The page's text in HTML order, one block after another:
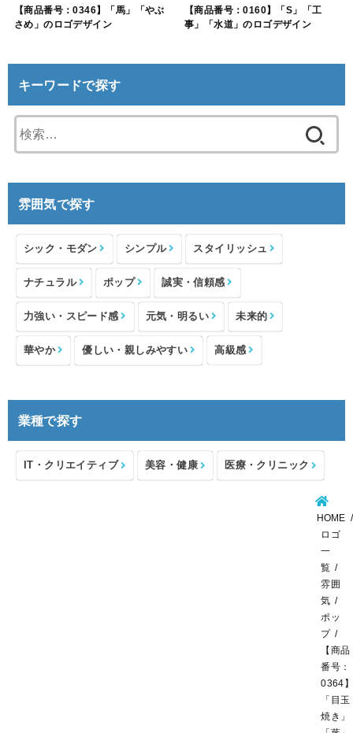
【商品番号：0346】「馬」「やぶ
さめ」のロゴデザイン
【商品番号：0160】「S」「工
事」「水道」のロゴデザイン
キーワードで探す
索:
雰囲気で探す
シック・モダン シンプル スタイリッシュ
ナチュラル ポップ 誠実・信頼感
力強い・スピード感 元気・明るい 未来的
華やか 優しい・親しみやすい 高級感
業種で探す
IT・クリエイティブ 美容・健康 医療・クリニック
HOME
ロゴ
一
覧
雰囲
気
ポッ
プ
【商品
番号：
0364】
「目玉
焼き」